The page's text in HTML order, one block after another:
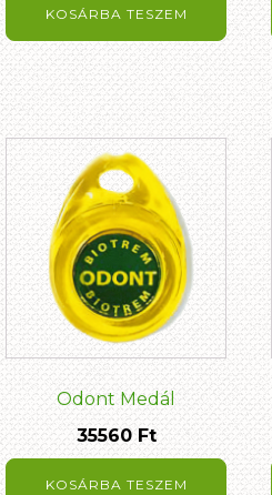
KOSÁRBA TESZEM
Odont Medál
35560 Ft
KOSÁRBA TESZEM